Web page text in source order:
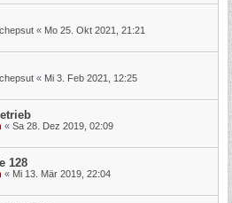
« Mo 25. Okt 2021, 21:21
« Mi 3. Feb 2021, 12:25
« Sa 28. Dez 2019, 02:09
128
« Mi 13. Mär 2019, 22:04